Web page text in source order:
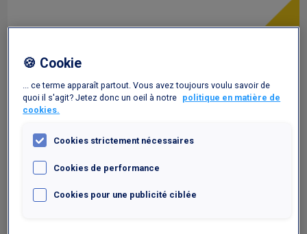
🍪 Cookie
... ce terme apparaît partout. Vous avez toujours voulu savoir de
quoi il s'agit? Jetez donc un oeil à notre politique en matière de
cookies.
Cookies strictement nécessaires
Cookies de performance
Cookies pour une publicité ciblée